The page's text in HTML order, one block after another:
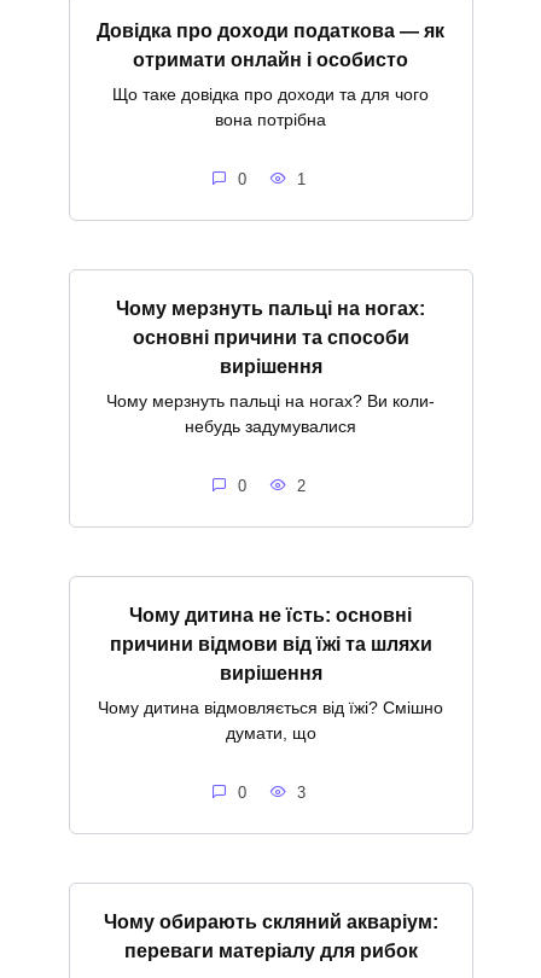
Довідка про доходи податкова — як
отримати онлайн і особисто
Що таке довідка про доходи та для чого
вона потрібна
0 1
Чому мерзнуть пальці на ногах:
основні причини та способи
вирішення
Чому мерзнуть пальці на ногах? Ви коли-
небудь задумувалися
0 2
Чому дитина не їсть: основні
причини відмови від їжі та шляхи
вирішення
Чому дитина відмовляється від їжі? Смішно
думати, що
0 3
Чому обирають скляний акваріум:
переваги матеріалу для рибок